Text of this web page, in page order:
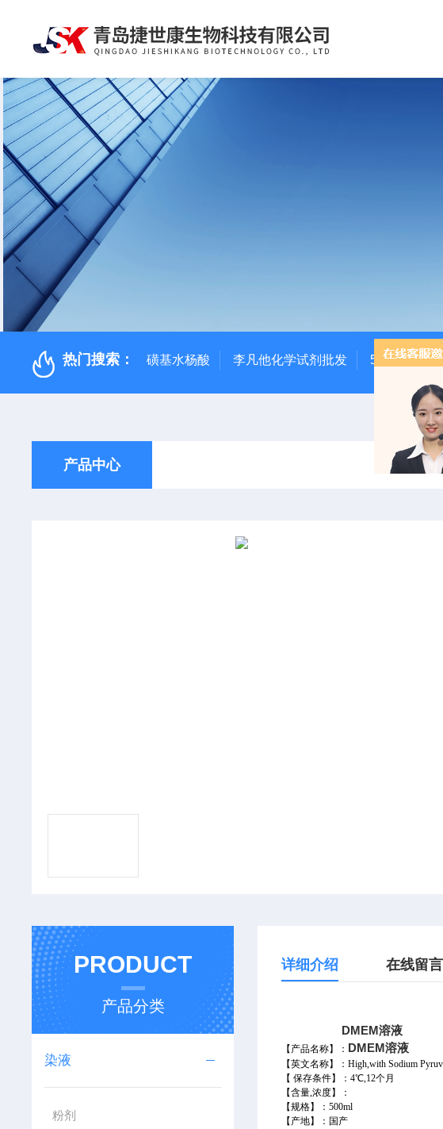
热门搜索： 磺基水杨酸 李凡他化学试剂批发 500次MTS
产品中心
详细介绍 在线留言
DMEM溶液
【产品名称】： DMEM溶液
【英文名称】
：High,with Sodium
【 保存条件】：4℃,12个月
【含量,浓度】：
【规格】 ：500ml
【产地】： 国产
PRODUCT
产品分类
染液
粉剂